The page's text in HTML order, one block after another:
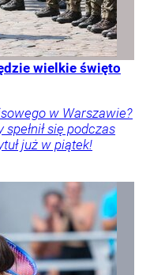
wielkie święto
w Warszawie?
się podczas
już w piątek!